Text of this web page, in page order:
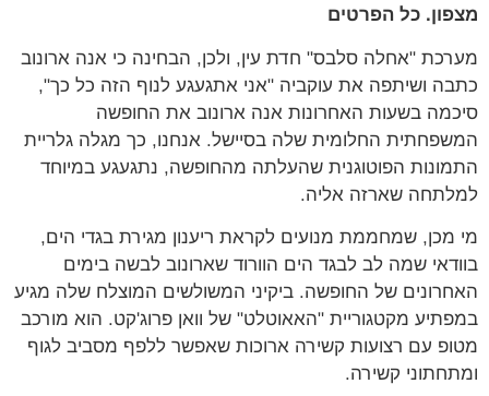
כל הפרטים
"אחלה סלבס" חדת עין, ולכן, הבחינה כי אנה ארונוב
ושיתפה את עוקביה "אני אתגעגע לנוף הזה כל כך",
בשעות האחרונות אנה ארונוב את החופשה
החלומית שלה בסיישל. אנחנו, כך מגלה גלריית
הפוטוגנית שהעלתה מהחופשה, נתגעגע במיוחד
שארזה אליה.
שמחממת מנועים לקראת ריענון מגירת בגדי הים,
שמה לב לבגד הים הוורוד שארונוב לבשה בימים
של החופשה. ביקיני המשולשים המוצלח שלה מגיע
מקטגוריית "האאוטלט" של וואן פרוג'קט. הוא מורכב
עם רצועות קשירה ארוכות שאפשר ללפף מסביב לגוף
קשירה.